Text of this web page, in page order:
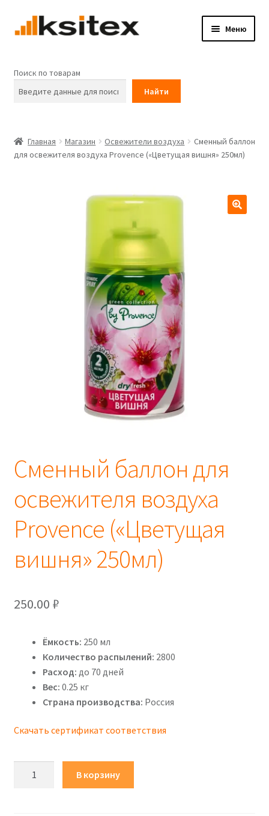
Меню
Каталог товаров
Мой Ksitex!
Поиск по товарам
Найти
Главная Магазин Освежители воздуха
Сменный баллон
для освежителя воздуха Provence («Цветущая вишня» 250мл)
Сменный баллон для
освежителя воздуха
Provence («Цветущая
вишня» 250мл)
250.00 ₽
Ёмкость: 250 мл
Количество распылений: 2800
Расход: до 70 дней
Вес: 0.25 кг
Страна производства: Россия
Скачать сертификат соответствия
В корзину